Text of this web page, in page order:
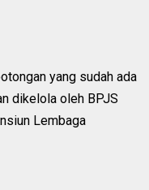
yang sudah ada
dikelola oleh BPJS
Lembaga